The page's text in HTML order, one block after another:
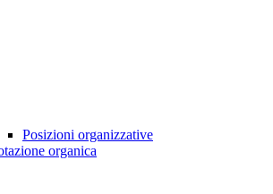
Posizioni organizzative
organica